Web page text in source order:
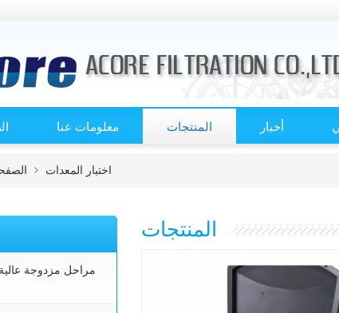
معلومات عنا المنتجات أخبار
اختبار المعدات
مراحل مزدوجة
المنتجات